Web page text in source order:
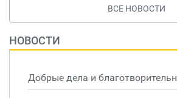
ВСЕ НОВОСТИ
НОВОСТИ
Добрые дела и